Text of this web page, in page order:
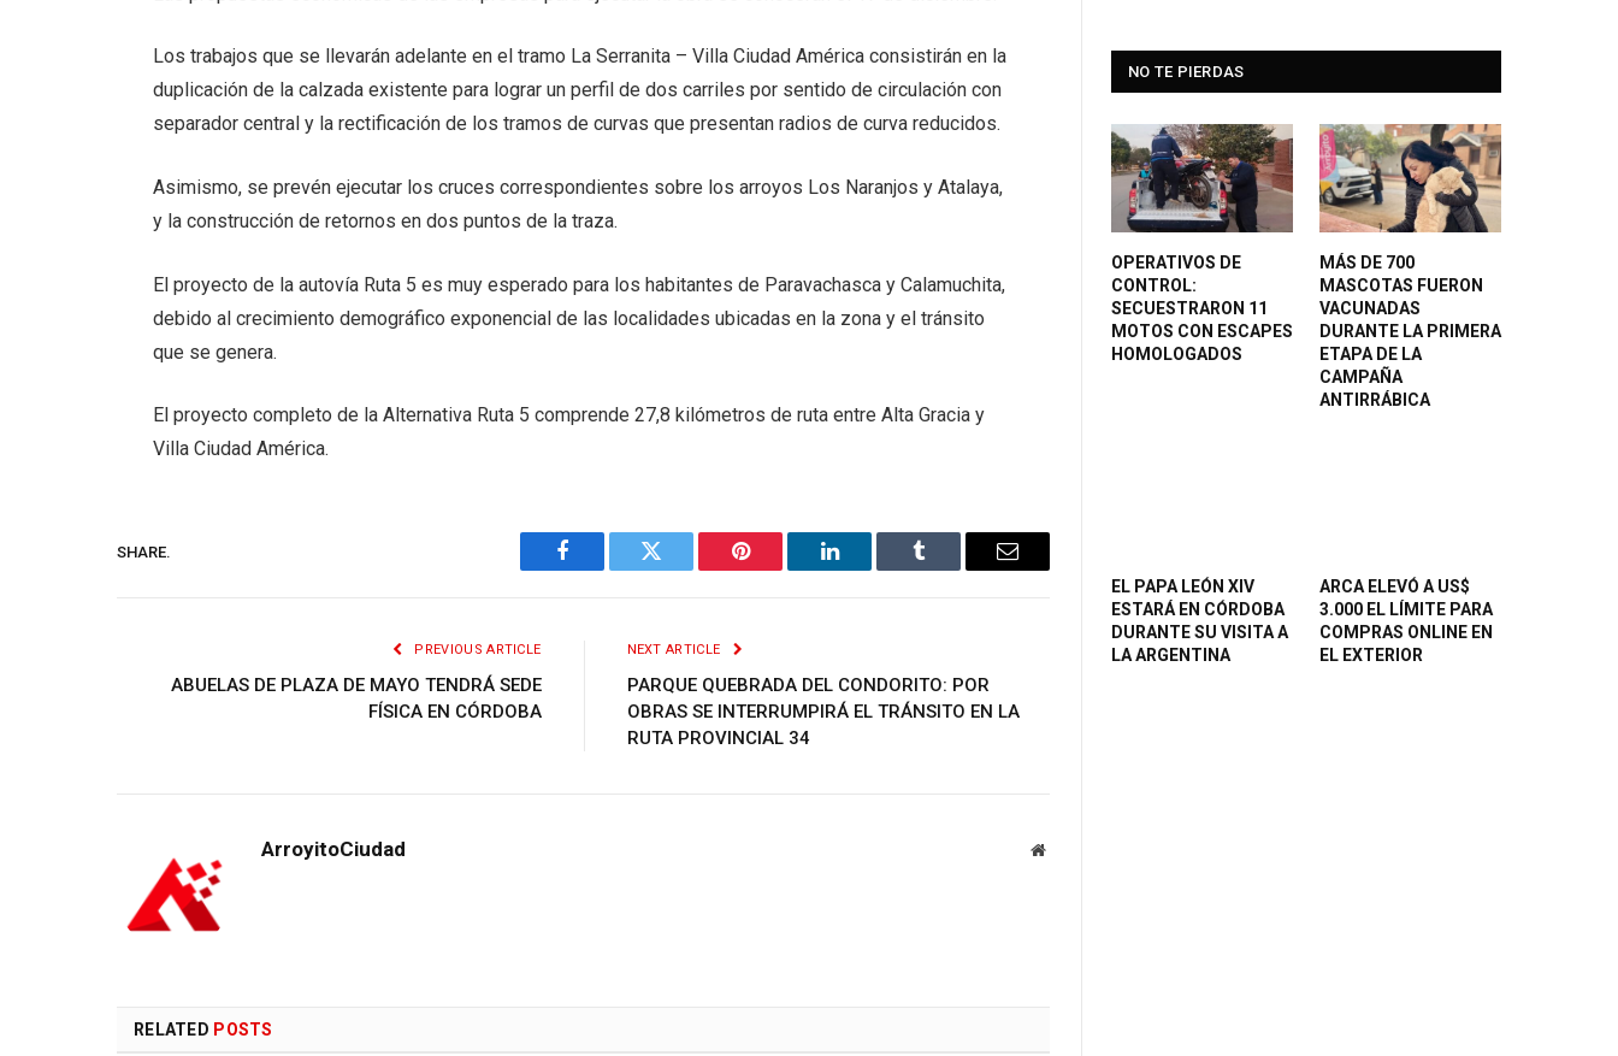
Los trabajos que se llevarán adelante en el tramo La Serranita – Villa Ciudad América consistirán en la
duplicación de la calzada existente para lograr un perfil de dos carriles por sentido de circulación con
separador central y la rectificación de los tramos de curvas que presentan radios de curva reducidos.
Asimismo, se prevén ejecutar los cruces correspondientes sobre los arroyos Los Naranjos y Atalaya,
y la construcción de retornos en dos puntos de la traza.
El proyecto de la autovía Ruta 5 es muy esperado para los habitantes de Paravachasca y Calamuchita,
debido al crecimiento demográfico exponencial de las localidades ubicadas en la zona y el tránsito
que se genera.
El proyecto completo de la Alternativa Ruta 5 comprende 27,8 kilómetros de ruta entre Alta Gracia y
Villa Ciudad América.
SHARE.
Facebook Twitter Pinterest LinkedIn Tumblr Email
PREVIOUS ARTICLE
ABUELAS DE PLAZA DE MAYO TENDRÁ SEDE
FÍSICA EN CÓRDOBA
NEXT ARTICLE
PARQUE QUEBRADA DEL CONDORITO: POR
OBRAS SE INTERRUMPIRÁ EL TRÁNSITO EN LA
RUTA PROVINCIAL 34
ArroyitoCiudad Website
RELATED POSTS
NO TE PIERDAS
OPERATIVOS DE
CONTROL:
SECUESTRARON 11
MOTOS CON ESCAPES
HOMOLOGADOS
MÁS DE 700
MASCOTAS FUERON
VACUNADAS
DURANTE LA PRIMERA
ETAPA DE LA
CAMPAÑA
ANTIRRÁBICA
EL PAPA LEÓN XIV
ESTARÁ EN CÓRDOBA
DURANTE SU VISITA A
LA ARGENTINA
ARCA ELEVÓ A US$
3.000 EL LÍMITE PARA
COMPRAS ONLINE EN
EL EXTERIOR